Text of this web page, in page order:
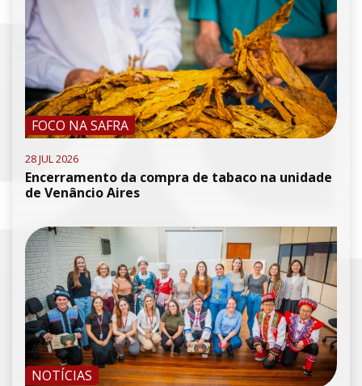
FOCO NA SAFRA
28 JUL 2026
Encerramento da compra de tabaco na unidade
de Venâncio Aires
NOTÍCIAS